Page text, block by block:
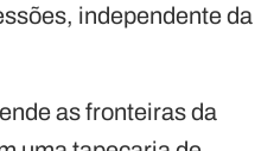
independente da
as fronteiras da